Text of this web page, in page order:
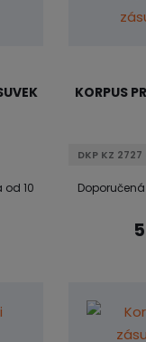
10
KORPUS
DKP KZ 2727